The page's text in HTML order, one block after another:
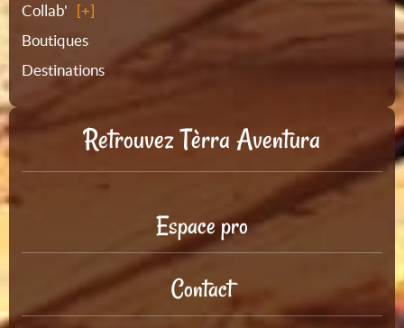
Collab'
Boutiques
Destinations
Retrouvez Tèrra Aventura
Espace pro
Contact